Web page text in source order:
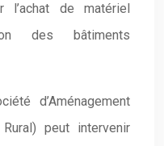
l’achat de matériel
des bâtiments
d’Aménagement
peut intervenir